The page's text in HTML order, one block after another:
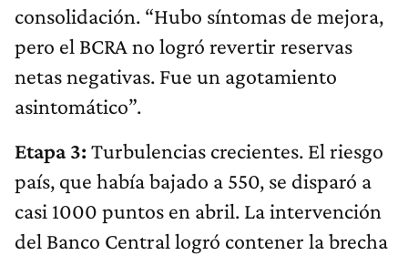
consolidación. “Hubo síntomas de mejora,
pero el BCRA no logró revertir reservas
netas negativas. Fue un agotamiento
asintomático”.
Etapa 3: Turbulencias crecientes. El riesgo
país, que había bajado a 550, se disparó a
casi 1000 puntos en abril. La intervención
del Banco Central logró contener la brecha